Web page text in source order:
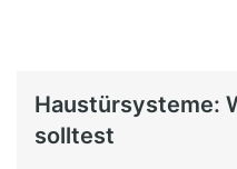
Haustürsysteme:
solltest